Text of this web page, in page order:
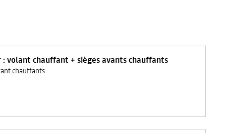
: volant chauffant + sièges avants chauffants
chauffants